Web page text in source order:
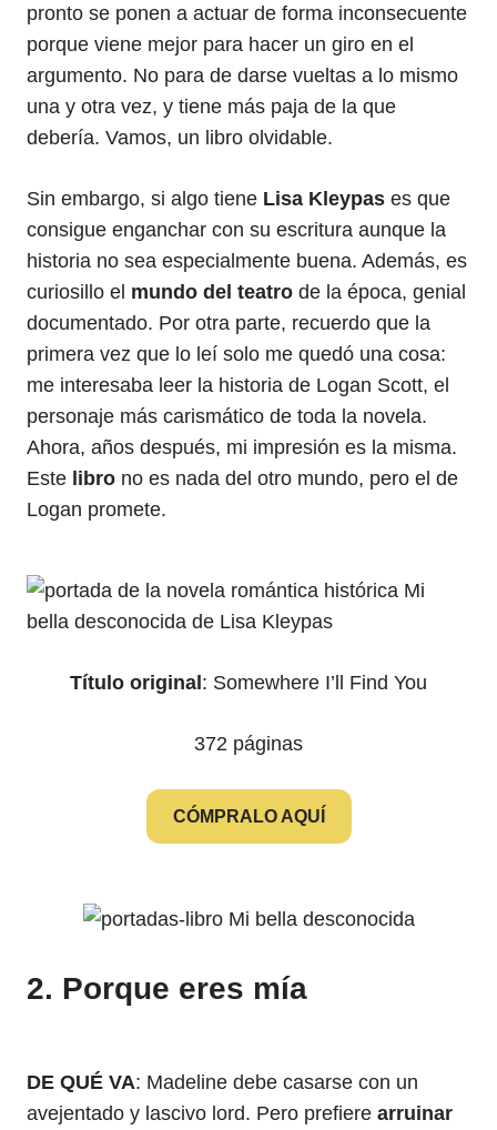
pronto se ponen a actuar de forma inconsecuente
porque viene mejor para hacer un giro en el
argumento. No para de darse vueltas a lo mismo
una y otra vez, y tiene más paja de la que
debería. Vamos, un libro olvidable.
Sin embargo, si algo tiene Lisa Kleypas es que
consigue enganchar con su escritura aunque la
historia no sea especialmente buena. Además, es
curiosillo el mundo del teatro de la época, genial
documentado. Por otra parte, recuerdo que la
primera vez que lo leí solo me quedó una cosa:
me interesaba leer la historia de Logan Scott, el
personaje más carismático de toda la novela.
Ahora, años después, mi impresión es la misma.
Este libro no es nada del otro mundo, pero el de
Logan promete.
Título original : Somewhere I’ll Find You
372 páginas
CÓMPRALO AQUÍ
2. Porque eres mía
DE QUÉ VA: Madeline debe casarse con un
avejentado y lascivo lord. Pero prefiere arruinar